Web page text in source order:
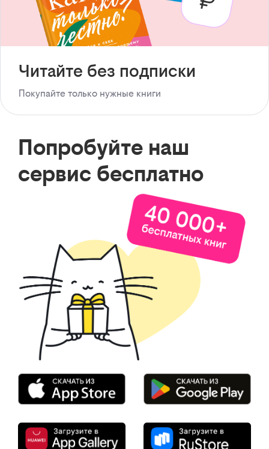
Читайте без подписки
Покупайте только нужные книги
Попробуйте наш
сервис бесплатно